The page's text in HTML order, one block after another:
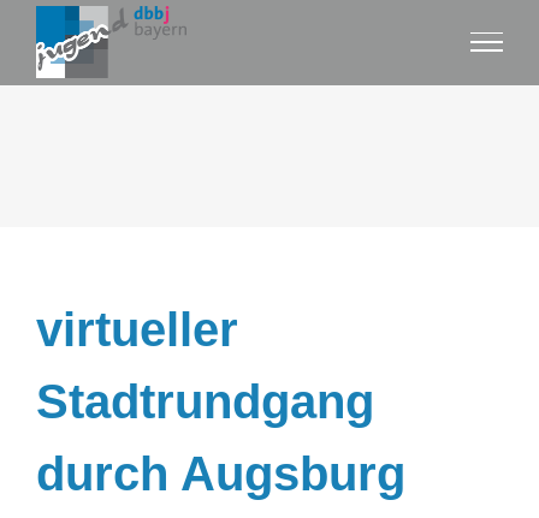
Inhalt
virtueller
Stadtrundgang
durch Augsburg